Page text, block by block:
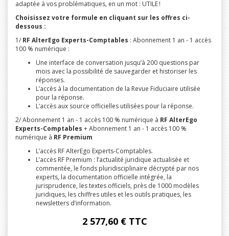
adaptée à vos problématiques, en un mot : UTILE !
Choisissez votre formule en cliquant sur les offres ci-
dessous :
1/ RF AlterEgo Experts-Comptables : Abonnement 1 an - 1 accès
100 % numérique :
Une interface de conversation jusqu’à 200 questions par
mois avec la possibilité de sauvegarder et historiser les
réponses.
L’accès à la documentation de la Revue Fiduciaire utilisée
pour la réponse.
L’accès aux source officielles utilisées pour la réponse.
2/ Abonnement 1 an - 1 accès 100 % numérique à RF AlterEgo
Experts-Comptables + Abonnement 1 an - 1 accès 100 %
numérique à RF Premium
L’accès RF AlterEgo Experts-Comptables.
L’accès RF Premium : l’actualité juridique actualisée et
commentée, le fonds pluridisciplinaire décrypté par nos
experts, la documentation officielle intégrée, la
jurisprudence, les textes officiels, près de 1000 modèles
juridiques, les chiffres utiles et les outils pratiques, les
newsletters d’information.
2 577,60 € TTC